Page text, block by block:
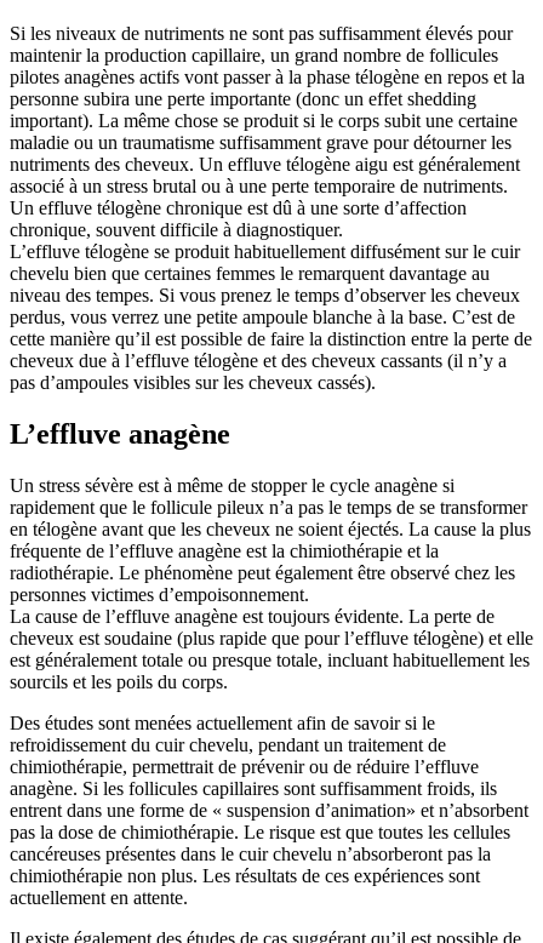
Si les niveaux de nutriments ne sont pas suffisamment élevés pour
maintenir la production capillaire, un grand nombre de follicules
pilotes anagènes actifs vont passer à la phase télogène en repos et la
personne subira une perte importante (donc un effet shedding
important). La même chose se produit si le corps subit une certaine
maladie ou un traumatisme suffisamment grave pour détourner les
nutriments des cheveux. Un effluve télogène aigu est généralement
associé à un stress brutal ou à une perte temporaire de nutriments.
Un effluve télogène chronique est dû à une sorte d’affection
chronique, souvent difficile à diagnostiquer.
L’effluve télogène se produit habituellement diffusément sur le cuir
chevelu bien que certaines femmes le remarquent davantage au
niveau des tempes. Si vous prenez le temps d’observer les cheveux
perdus, vous verrez une petite ampoule blanche à la base. C’est de
cette manière qu’il est possible de faire la distinction entre la perte de
cheveux due à l’effluve télogène et des cheveux cassants (il n’y a
pas d’ampoules visibles sur les cheveux cassés).
L’effluve anagène
Un stress sévère est à même de stopper le cycle anagène si
rapidement que le follicule pileux n’a pas le temps de se transformer
en télogène avant que les cheveux ne soient éjectés. La cause la plus
fréquente de l’effluve anagène est la chimiothérapie et la
radiothérapie. Le phénomène peut également être observé chez les
personnes victimes d’empoisonnement.
La cause de l’effluve anagène est toujours évidente. La perte de
cheveux est soudaine (plus rapide que pour l’effluve télogène) et elle
est généralement totale ou presque totale, incluant habituellement les
sourcils et les poils du corps.
Des études sont menées actuellement afin de savoir si le
refroidissement du cuir chevelu, pendant un traitement de
chimiothérapie, permettrait de prévenir ou de réduire l’effluve
anagène. Si les follicules capillaires sont suffisamment froids, ils
entrent dans une forme de « suspension d’animation» et n’absorbent
pas la dose de chimiothérapie. Le risque est que toutes les cellules
cancéreuses présentes dans le cuir chevelu n’absorberont pas la
chimiothérapie non plus. Les résultats de ces expériences sont
actuellement en attente.
Il existe également des études de cas suggérant qu’il est possible de